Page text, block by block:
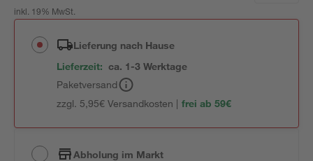
inkl. 19% MwSt.
Lieferung nach Hause
Lieferzeit: ca. 1-3 Werktage
Paketversand
zzgl. 5,95€ Versandkosten | frei ab 59€
Abholung im Markt